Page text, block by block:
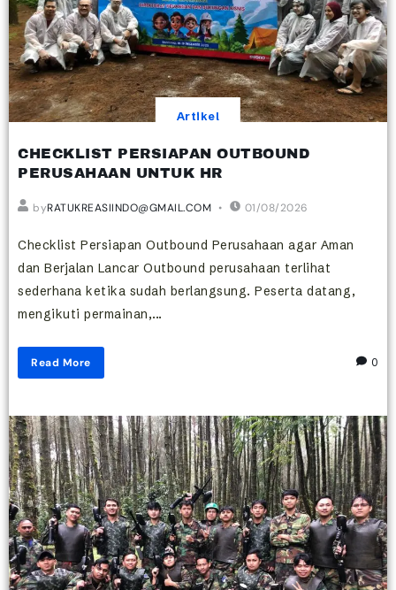
Artikel
CHECKLIST PERSIAPAN OUTBOUND
PERUSAHAAN UNTUK HR
byRATUKREASIINDO@GMAIL.COM 01/08/2026
Checklist Persiapan Outbound Perusahaan agar Aman
dan Berjalan Lancar Outbound perusahaan terlihat
sederhana ketika sudah berlangsung. Peserta datang,
mengikuti permainan,...
Read More 0